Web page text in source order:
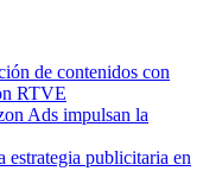
de contenidos con
RTVE
Ads impulsan la
estrategia publicitaria en